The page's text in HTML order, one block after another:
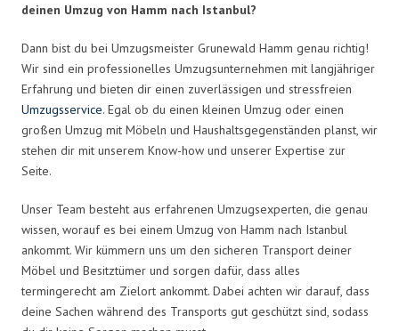
deinen Umzug von Hamm nach Istanbul?
Dann bist du bei Umzugsmeister Grunewald Hamm genau richtig!
Wir sind ein professionelles Umzugsunternehmen mit langjähriger
Erfahrung und bieten dir einen zuverlässigen und stressfreien
Umzugsservice. Egal ob du einen kleinen Umzug oder einen
großen Umzug mit Möbeln und Haushaltsgegenständen planst, wir
stehen dir mit unserem Know-how und unserer Expertise zur
Seite.
Unser Team besteht aus erfahrenen Umzugsexperten, die genau
wissen, worauf es bei einem Umzug von Hamm nach Istanbul
ankommt. Wir kümmern uns um den sicheren Transport deiner
Möbel und Besitztümer und sorgen dafür, dass alles
termingerecht am Zielort ankommt. Dabei achten wir darauf, dass
deine Sachen während des Transports gut geschützt sind, sodass